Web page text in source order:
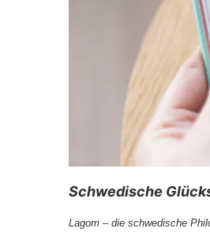
Schwedische
Lagom – die schwedische